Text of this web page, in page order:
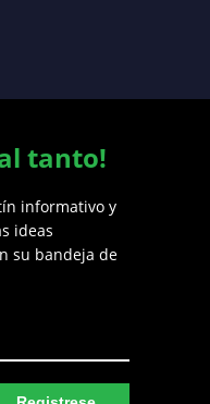
tanto!
informativo y
ideas
su bandeja de